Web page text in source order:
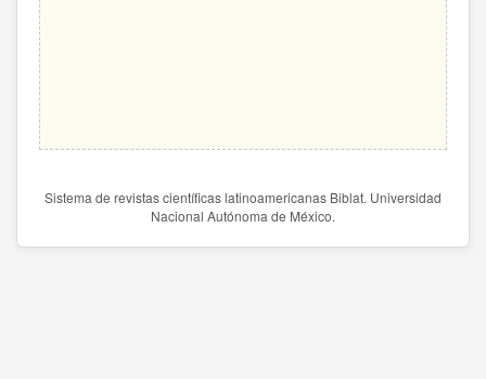
Sistema de revistas científicas latinoamericanas Biblat. Universidad
Nacional Autónoma de México.